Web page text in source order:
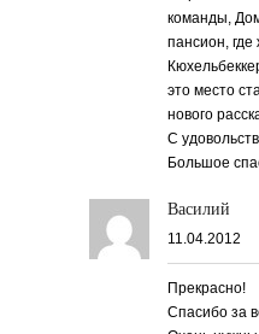
команды,
пансион,
это место
нового
С
Большое
Василий
11.04.2012
Прекрасно!
Спасибо за